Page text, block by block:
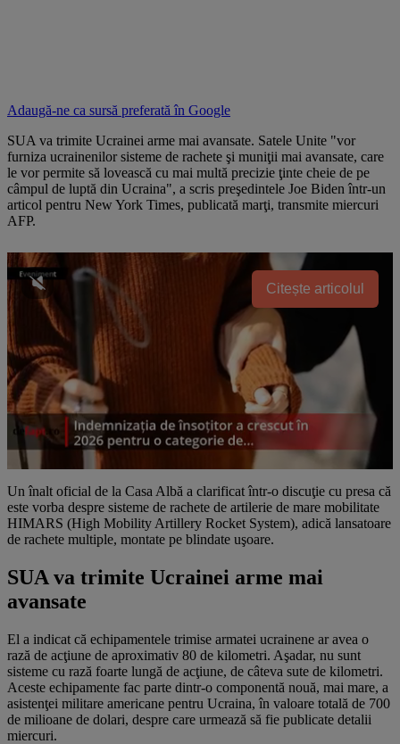
Adaugă-ne ca sursă preferată în Google
SUA va trimite Ucrainei arme mai avansate. Satele Unite "vor
furniza ucrainenilor sisteme de rachete şi muniţii mai avansate, care
le vor permite să lovească cu mai multă precizie ţinte cheie de pe
câmpul de luptă din Ucraina", a scris preşedintele Joe Biden într-un
articol pentru New York Times, publicată marţi, transmite miercuri
AFP.
Citește articolul
Un înalt oficial de la Casa Albă a clarificat într-o discuţie cu presa că
este vorba despre sisteme de rachete de artilerie de mare mobilitate
HIMARS (High Mobility Artillery Rocket System), adică lansatoare
de rachete multiple, montate pe blindate uşoare.
SUA va trimite Ucrainei arme mai
avansate
El a indicat că echipamentele trimise armatei ucrainene ar avea o
rază de acţiune de aproximativ 80 de kilometri. Aşadar, nu sunt
sisteme cu rază foarte lungă de acţiune, de câteva sute de kilometri.
Aceste echipamente fac parte dintr-o componentă nouă, mai mare, a
asistenţei militare americane pentru Ucraina, în valoare totală de 700
de milioane de dolari, despre care urmează să fie publicate detalii
miercuri.